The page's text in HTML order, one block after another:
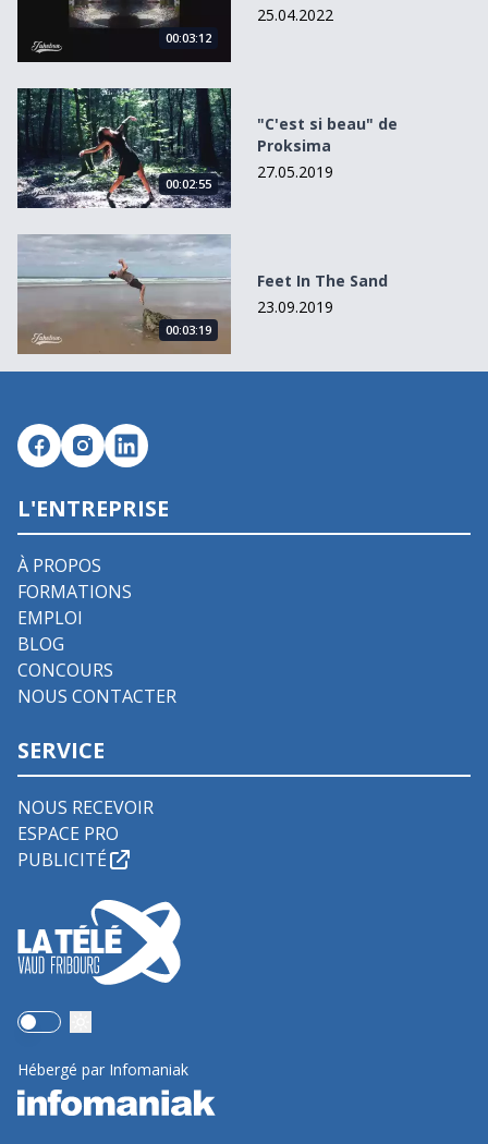
00:03:12
25.04.2022
&quot;C&#039;est si beau&quot; de Proksima
00:02:55
"C'est si beau" de
Proksima
27.05.2019
Feet In The Sand
00:03:19
Feet In The Sand
23.09.2019
L'ENTREPRISE
À PROPOS
FORMATIONS
EMPLOI
BLOG
CONCOURS
NOUS CONTACTER
SERVICE
NOUS RECEVOIR
ESPACE PRO
PUBLICITÉ
Use setting
Hébergé par Infomaniak